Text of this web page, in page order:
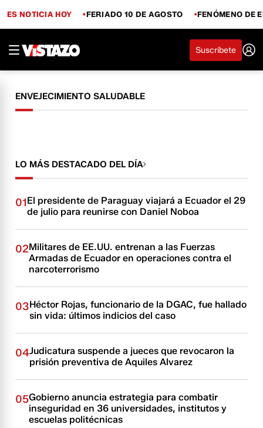
ES NOTICIA HOY FERIADO 10 DE AGOSTO FENÓMENO DE
Suscríbete
ENVEJECIMIENTO SALUDABLE
LO MÁS DESTACADO DEL DÍA
01El presidente de Paraguay viajará a Ecuador el 29
de julio para reunirse con Daniel Noboa
02Militares de EE.UU. entrenan a las Fuerzas
Armadas de Ecuador en operaciones contra el
narcoterrorismo
03Héctor Rojas, funcionario de la DGAC, fue hallado
sin vida: últimos indicios del caso
04Judicatura suspende a jueces que revocaron la
prisión preventiva de Aquiles Alvarez
05Gobierno anuncia estrategia para combatir
inseguridad en 36 universidades, institutos y
escuelas politécnicas